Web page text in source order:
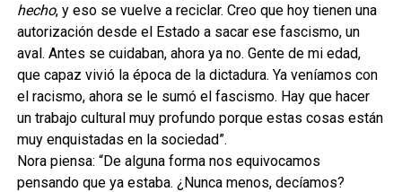
hecho, y eso se vuelve a reciclar. Creo que hoy tienen una
autorización desde el Estado a sacar ese fascismo, un
aval. Antes se cuidaban, ahora ya no. Gente de mi edad,
que capaz vivió la época de la dictadura. Ya veníamos con
el racismo, ahora se le sumó el fascismo. Hay que hacer
un trabajo cultural muy profundo porque estas cosas están
muy enquistadas en la sociedad”.
Nora piensa: “De alguna forma nos equivocamos
pensando que ya estaba. ¿Nunca menos, decíamos?